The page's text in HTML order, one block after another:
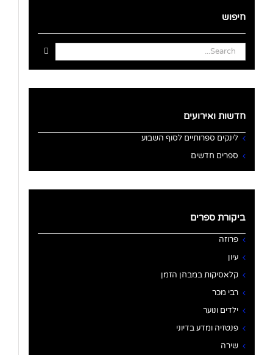
חיפוש
Search
for:
חדשות ואירועים
לינקים ספרותיים לסוף השבוע
ספרים חדשים
ביקורת ספרים
פרוזה
עיון
קלאסיקות במבחן הזמן
רבי מכר
ילדים ונוער
פנטזיה ומדע בדיוני
שירה